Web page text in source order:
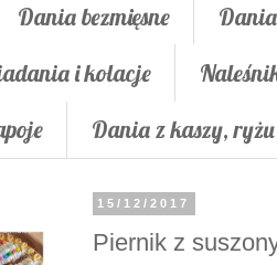
Dania bezmięsne
i kolacje
Dania z kaszy,
15/12/2017
Piernik z